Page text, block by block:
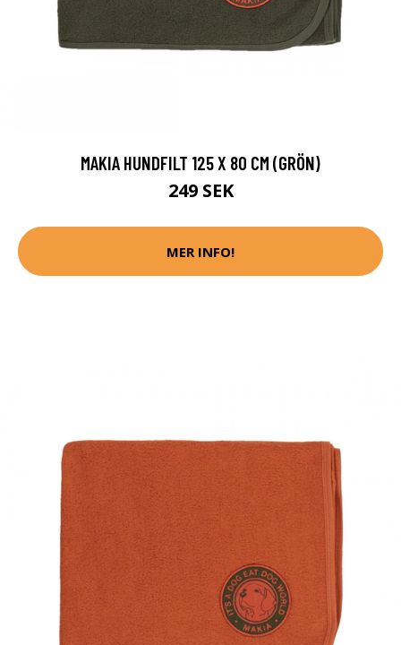
MAKIA HUNDFILT 125 X 80 CM (GRÖN)
249 SEK
MER INFO!